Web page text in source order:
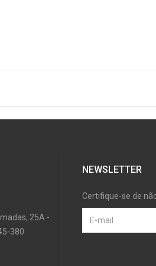
25A -
380
NEWSLETTER
Certifique-se de